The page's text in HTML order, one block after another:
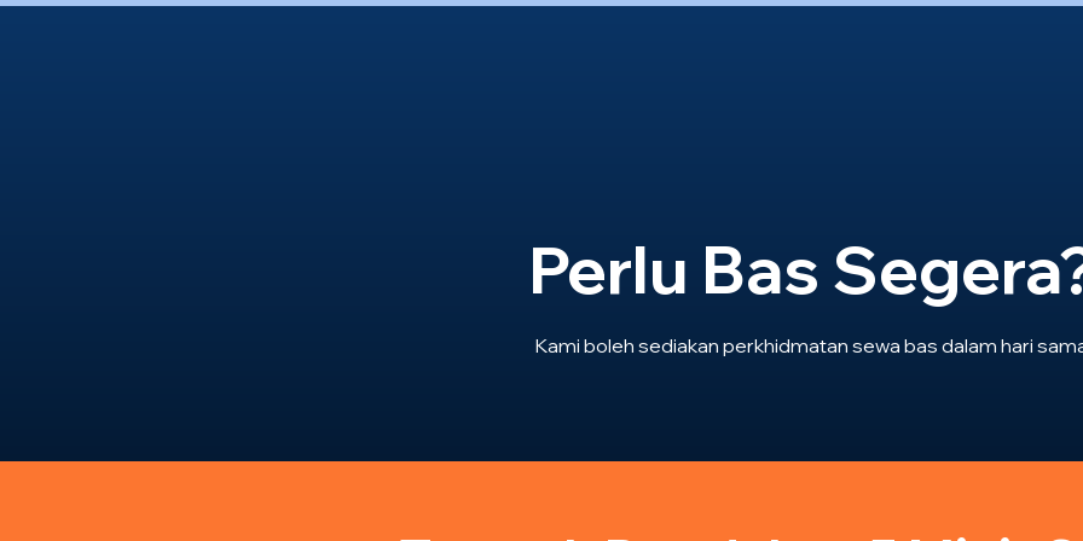
Perlu Bas
Kami boleh sediakan perkhidmatan sewa bas dalam hari